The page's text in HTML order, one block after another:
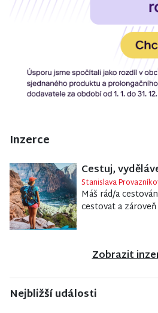
Inzerce
Cestuj,
Stanislava
Máš rád/a
cestovat a zároveň
Zobrazit
Nejbližší události